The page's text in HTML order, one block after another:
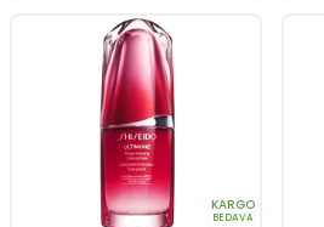
KARGO
BEDAVA